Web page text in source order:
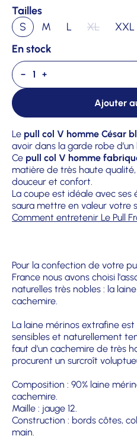
Tailles
S
M L XL
XXL
En stock
− +
Ajouter
Le pull col V homme César
avoir dans la garde robe
Ce pull col V homme
matière de très haute
douceur et confort.
La coupe est idéale avec ses
saura mettre en valeur votre
Comment entretenir Le Pull
Pour la confection de votre
France nous avons choisi
naturelles très nobles : la
cachemire.
La laine mérinos extrafine
sensibles et naturellement
faut d'un cachemire de très
procurent un surcroît
Composition : 90% laine
cachemire.
Maille : jauge 12.
Construction : bords côtes,
main.